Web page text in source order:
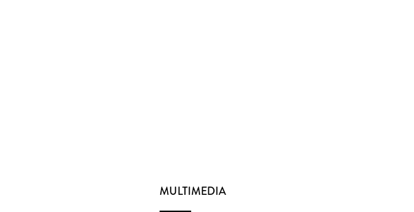
MULTIMEDIA